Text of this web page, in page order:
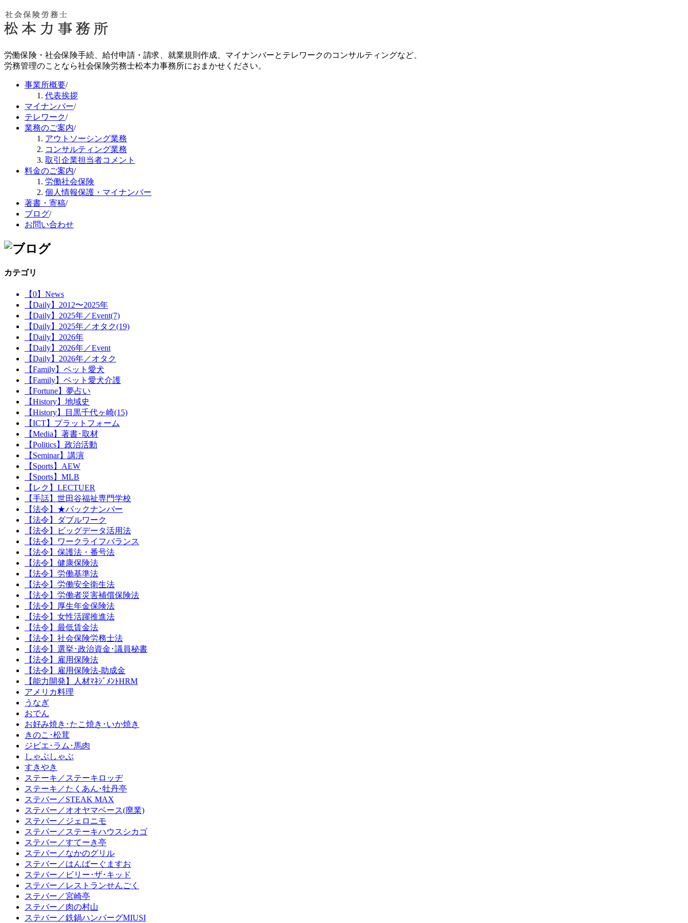
労働保険・社会保険手続、給付申請・請求、就業規則作成、マイナンバーとテレワークのコンサルティングなど、
労務管理のことなら社会保険労務士松本力事務所におまかせください。
事業所概要/
代表挨拶
マイナンバー/
テレワーク/
業務のご案内/
アウトソーシング業務
コンサルティング業務
取引企業担当者コメント
料金のご案内/
労働社会保険
個人情報保護・マイナンバー
著書・寄稿/
ブログ/
お問い合わせ
カテゴリ
【0】News
【Daily】2012〜2025年
【Daily】2025年／Event(7)
【Daily】2025年／オタク(19)
【Daily】2026年
【Daily】2026年／Event
【Daily】2026年／オタク
【Family】ペット愛犬
【Family】ペット愛犬介護
【Fortune】夢占い
【History】地域史
【History】目黒千代ヶ崎(15)
【ICT】プラットフォーム
【Media】著書･取材
【Politics】政治活動
【Seminar】講演
【Sports】AEW
【Sports】MLB
【レク】LECTUER
【手話】世田谷福祉専門学校
【法令】★バックナンバー
【法令】ダブルワーク
【法令】ビッグデータ活用法
【法令】ワークライフバランス
【法令】保護法・番号法
【法令】健康保険法
【法令】労働基準法
【法令】労働安全衛生法
【法令】労働者災害補償保険法
【法令】厚生年金保険法
【法令】女性活躍推進法
【法令】最低賃金法
【法令】社会保険労務士法
【法令】選挙･政治資金･議員秘書
【法令】雇用保険法
【法令】雇用保険法-助成金
【能力開発】人材ﾏﾈｼﾞﾒﾝﾄHRM
アメリカ料理
うなぎ
おでん
お好み焼き･たこ焼き･いか焼き
きのこ･松茸
ジビエ･ラム･馬肉
しゃぶしゃぶ
すきやき
ステーキ／ステーキロッヂ
ステーキ／たくあん･牡丹亭
ステバー／STEAK MAX
ステバー／オオヤマベース(廃業)
ステバー／ジェロニモ
ステバー／ステーキハウスシカゴ
ステバー／すてーき亭
ステバー／なかのグリル
ステバー／はんばーぐますお
ステバー／ビリー･ザ･キッド
ステバー／レストランせんごく
ステバー／宮崎亭
ステバー／肉の村山
ステバー／鉄鍋ハンバーグMIUSI